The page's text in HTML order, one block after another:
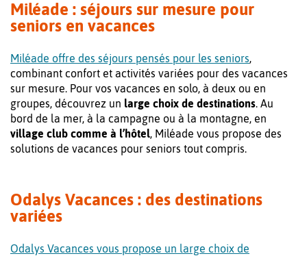
Miléade : séjours sur mesure pour
seniors en vacances
Miléade offre des séjours pensés pour les seniors,
combinant confort et activités variées pour des vacances
sur mesure. Pour vos vacances en solo, à deux ou en
groupes, découvrez un large choix de destinations. Au
bord de la mer, à la campagne ou à la montagne, en
village club comme à l’hôtel, Miléade vous propose des
solutions de vacances pour seniors tout compris.
Odalys Vacances : des destinations
variées
Odalys Vacances vous propose un large choix de